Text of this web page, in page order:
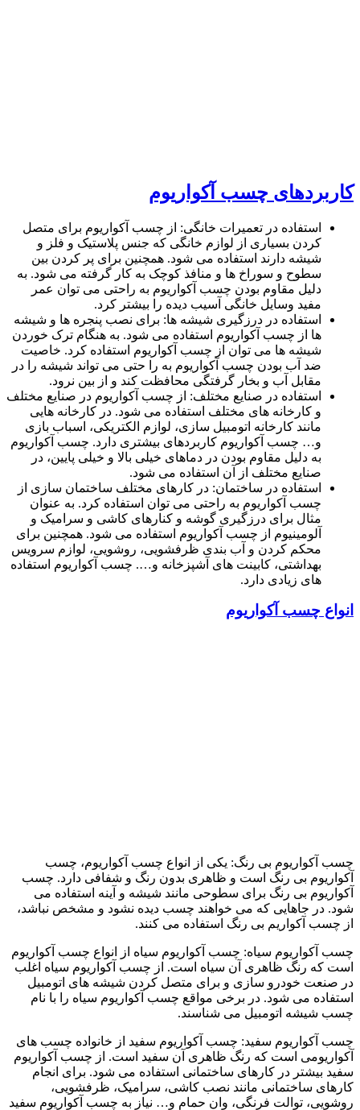
کاربردهای چسب آکواریوم
استفاده در تعمیرات خانگی: از چسب آکواریوم برای متصل
کردن بسیاری از لوازم خانگی که جنس پلاستیک و فلز و
شیشه دارند استفاده می شود. همچنین برای پر کردن بین
سطوح و سوراخ ها و منافذ کوچک به کار گرفته می شود. به
دلیل مقاوم بودن چسب آکواریوم به راحتی می توان عمر
مفید وسایل خانگی آسیب دیده را بیشتر کرد.
استفاده در درزگیری شیشه ها: برای نصب پنجره ها و شیشه
ها از چسب آکواریوم استفاده می شود. به هنگام ترک خوردن
شیشه ها می توان از چسب آکواریوم استفاده کرد. خاصیت
ضد آب بودن چسب آکواریوم به را حتی می تواند شیشه را در
مقابل آب و بخار گرفتگی محافظت کند و از بین نرود.
استفاده در صنایع مختلف: از چسب آکواریوم در صنایع مختلف
و کارخانه های مختلف استفاده می شود. در کارخانه هایی
مانند کارخانه اتومبیل سازی، لوازم الکتریکی، اسباب بازی
و… چسب آکواریوم کاربردهای بیشتری دارد. چسب آکواریوم
به دلیل مقاوم بودن در دماهای خیلی بالا و خیلی پایین، در
صنایع مختلف از آن استفاده می شود.
استفاده در ساختمان: در کارهای مختلف ساختمان سازی از
چسب آکواریوم به راحتی می توان استفاده کرد. به عنوان
مثال برای درزگیری گوشه و کنارهای کاشی و سرامیک و
آلومینیوم از چسب آکواریوم استفاده می شود. همچنین برای
محکم کردن و آب بندی ظرفشویی، روشویی، لوازم سرویس
بهداشتی، کابینت های آشپزخانه و…. چسب آکواریوم استفاده
های زیادی دارد.
انواع چسب آکواریوم
چسب آکواریوم بی رنگ: یکی از انواع چسب آکواریوم، چسب
آکواریوم بی رنگ است و ظاهری بدون رنگ و شفافی دارد. چسب
آکواریوم بی رنگ برای سطوحی مانند شیشه و آینه استفاده می
شود. در جاهایی که می خواهند چسب دیده نشود و مشخص نباشد،
از چسب آکواریم بی رنگ استفاده می کنند.
چسب آکواریوم سیاه: چسب آکواریوم سیاه از انواع چسب آکواریوم
است که رنگ ظاهری آن سیاه است. از چسب آکواریوم سیاه اغلب
در صنعت خودرو سازی و برای متصل کردن شیشه های اتومبیل
استفاده می شود. در برخی مواقع چسب آکواریوم سیاه را با نام
چسب شیشه اتومبیل می شناسند.
چسب آکواریوم سفید: چسب آکواریوم سفید از خانواده چسب های
آکواریومی است که رنگ ظاهری آن سفید است. از چسب آکواریوم
سفید بیشتر در کارهای ساختمانی استفاده می شود. برای انجام
کارهای ساختمانی مانند نصب کاشی، سرامیک، ظرفشویی،
روشویی، توالت فرنگی، وان حمام و… نیاز به چسب آکواریوم سفید